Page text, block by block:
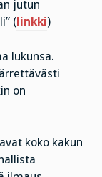
jutun
( linkki)
lukunsa.
on
koko kakun